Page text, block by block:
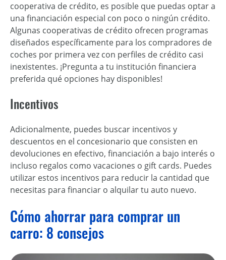
cooperativa de crédito, es posible que puedas optar a
una financiación especial con poco o ningún crédito.
Algunas cooperativas de crédito ofrecen programas
diseñados específicamente para los compradores de
coches por primera vez con perfiles de crédito casi
inexistentes. ¡Pregunta a tu institución financiera
preferida qué opciones hay disponibles!
Incentivos
Adicionalmente, puedes buscar incentivos y
descuentos en el concesionario que consisten en
devoluciones en efectivo, financiación a bajo interés o
incluso regalos como vacaciones o gift cards. Puedes
utilizar estos incentivos para reducir la cantidad que
necesitas para financiar o alquilar tu auto nuevo.
Cómo ahorrar para comprar un
carro: 8 consejos